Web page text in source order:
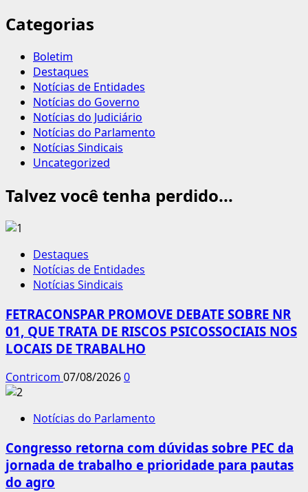
Categorias
Boletim
Destaques
Notícias de Entidades
Notícias do Governo
Notícias do Judiciário
Notícias do Parlamento
Notícias Sindicais
Uncategorized
Talvez você tenha perdido...
Destaques
Notícias de Entidades
Notícias Sindicais
FETRACONSPAR PROMOVE DEBATE SOBRE NR
01, QUE TRATA DE RISCOS PSICOSSOCIAIS NOS
LOCAIS DE TRABALHO
Contricom 07/08/20260
Notícias do Parlamento
Congresso retorna com dúvidas sobre PEC da
jornada de trabalho e prioridade para pautas
do agro